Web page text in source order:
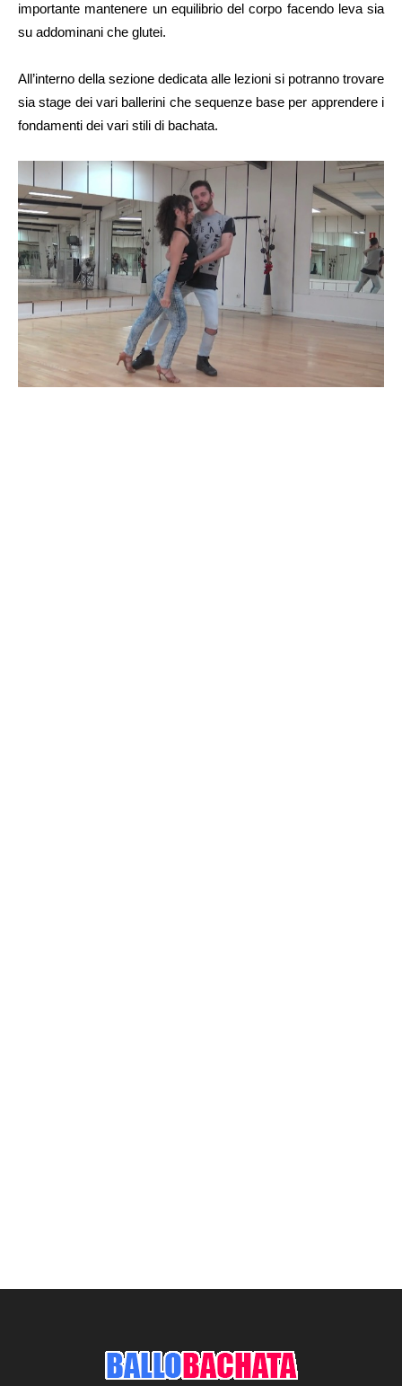
importante mantenere un equilibrio del corpo facendo leva sia
su addominani che glutei.
All’interno della sezione dedicata alle lezioni si potranno trovare
sia stage dei vari ballerini che sequenze base per apprendere i
fondamenti dei vari stili di bachata.